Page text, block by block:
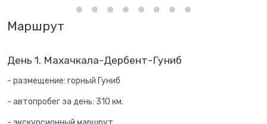
Маршрут
День 1. Махачкала-Дербент-Гуниб
- размещение: горный Гуниб
- автопробег за день: 310 км.